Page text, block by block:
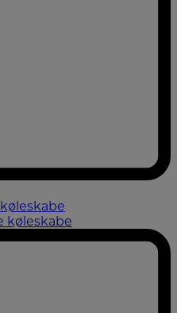
køleskabe